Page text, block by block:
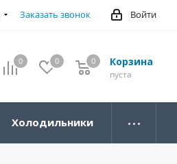
Войти
Заказать звонок
0 0 Корзина
0
пуста
0
Холодильники